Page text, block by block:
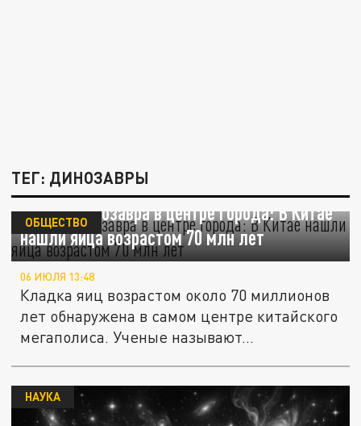
ТЕГ: ДИНОЗАВРЫ
Гнездо динозавра в центре города: В Китае
нашли яйца возрастом 70 млн лет
ОБЩЕСТВО
06 ИЮЛЯ 13:48
Кладка яиц возрастом около 70 миллионов
лет обнаружена в самом центре китайского
мегаполиса. Ученые называют...
НАУКА